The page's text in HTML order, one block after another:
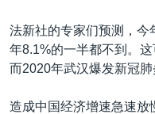
法新社的专家们预测，今
年8.1%的一半都不到。
而2020年武汉爆发新冠肺
造成中国经济增速急速放